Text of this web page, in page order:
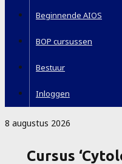
Beginnende AIOS
BOP cursussen
Bestuur
Inloggen
8 augustus 2026
Cursus